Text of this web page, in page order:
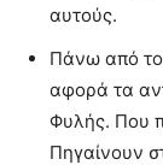
αυτούς.
Πάνω από το
αφορά τα
Φυλής. Που
Πηγαίνουν